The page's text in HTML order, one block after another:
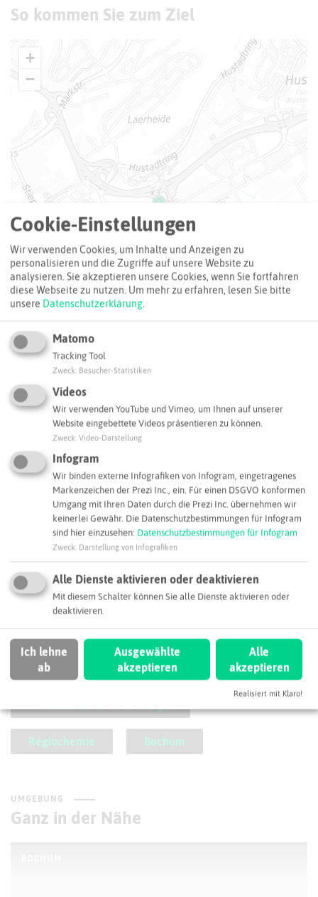
So kommen Sie zum Ziel
+
−
Adresse:
Medizinisches Proteom-Center
Universitätsstraße 150
44801 Bochum
katrin.marcus@rub.de
Webseite
SCHLAGWORTE
So ordnen wir dieses Unternehmen ein
Chemienahe Dienstleistungen
Regiochemie Bochum
UMGEBUNG
Ganz in der Nähe
Cookie-Einstellungen
Wir verwenden Cookies, um Inhalte und Anzeigen zu
personalisieren und die Zugriffe auf unsere Website zu
analysieren. Sie akzeptieren unsere Cookies, wenn Sie fortfahren
diese Webseite zu nutzen. Um mehr zu erfahren, lesen Sie bitte
unsere Datenschutzerklärung.
Matomo
Tracking Tool
Zweck Besucher-Statistiken
Videos
Wir verwenden YouTube und Vimeo, um Ihnen auf unserer
Website eingebettete Videos präsentieren zu können.
Zweck Video-Darstellung
Infogram
Wir binden externe Infografiken von Infogram, eingetragenes
Markenzeichen der Prezi Inc., ein. Für einen DSGVO konformen
Umgang mit Ihren Daten durch die Prezi Inc. übernehmen wir
keinerlei Gewähr. Die Datenschutzbestimmungen für Infogram
sind hier einzusehen: Datenschutzbestimmungen für Infogram
Zweck Darstellung von Infografiken
Alle Dienste aktivieren oder deaktivieren
Mit diesem Schalter können Sie alle Dienste aktivieren oder
deaktivieren.
Ich lehne
ab
Ausgewählte
akzeptieren
Alle
akzeptieren
Realisiert mit Klaro!